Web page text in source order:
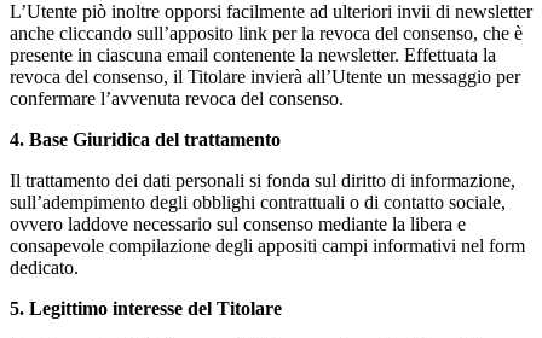
L’Utente piò inoltre opporsi facilmente ad ulteriori invii di newsletter
anche cliccando sull’apposito link per la revoca del consenso, che è
presente in ciascuna email contenente la newsletter. Effettuata la
revoca del consenso, il Titolare invierà all’Utente un messaggio per
confermare l’avvenuta revoca del consenso.
4. Base Giuridica del trattamento
Il trattamento dei dati personali si fonda sul diritto di informazione,
sull’adempimento degli obblighi contrattuali o di contatto sociale,
ovvero laddove necessario sul consenso mediante la libera e
consapevole compilazione degli appositi campi informativi nel form
dedicato.
5. Legittimo interesse del Titolare